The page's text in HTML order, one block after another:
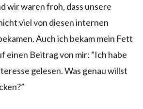
wir waren froh, dass unsere
viel von diesen internen
Auch ich bekam mein Fett
einen Beitrag von mir: “Ich habe
gelesen. Was genau willst